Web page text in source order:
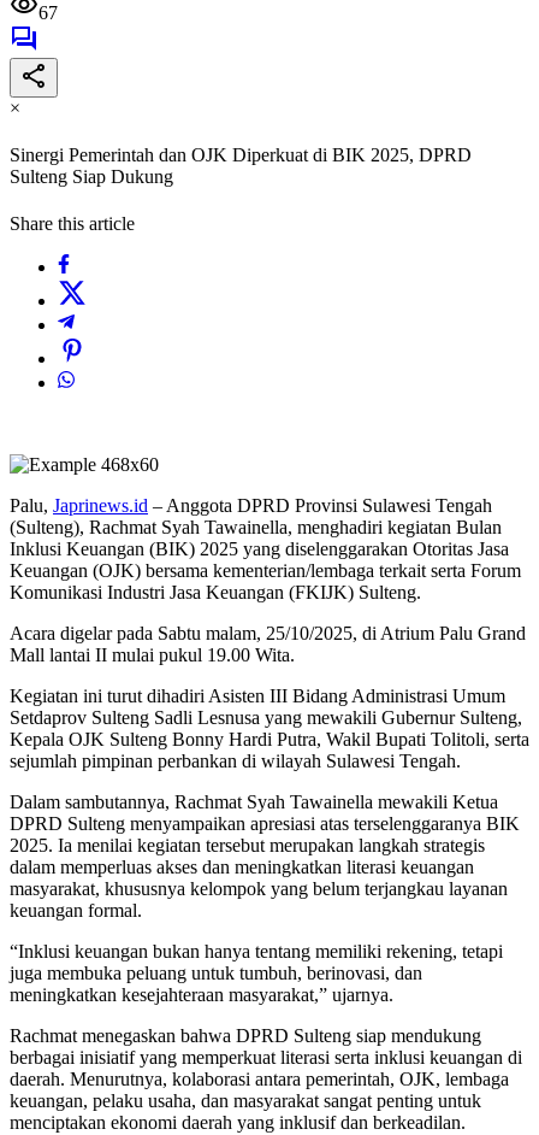
67
×
Sinergi Pemerintah dan OJK Diperkuat di BIK 2025, DPRD
Sulteng Siap Dukung
Share this article
Palu, Japrinews.id – Anggota DPRD Provinsi Sulawesi Tengah
(Sulteng), Rachmat Syah Tawainella, menghadiri kegiatan Bulan
Inklusi Keuangan (BIK) 2025 yang diselenggarakan Otoritas Jasa
Keuangan (OJK) bersama kementerian/lembaga terkait serta Forum
Komunikasi Industri Jasa Keuangan (FKIJK) Sulteng.
Acara digelar pada Sabtu malam, 25/10/2025, di Atrium Palu Grand
Mall lantai II mulai pukul 19.00 Wita.
Kegiatan ini turut dihadiri Asisten III Bidang Administrasi Umum
Setdaprov Sulteng Sadli Lesnusa yang mewakili Gubernur Sulteng,
Kepala OJK Sulteng Bonny Hardi Putra, Wakil Bupati Tolitoli, serta
sejumlah pimpinan perbankan di wilayah Sulawesi Tengah.
Dalam sambutannya, Rachmat Syah Tawainella mewakili Ketua
DPRD Sulteng menyampaikan apresiasi atas terselenggaranya BIK
2025. Ia menilai kegiatan tersebut merupakan langkah strategis
dalam memperluas akses dan meningkatkan literasi keuangan
masyarakat, khususnya kelompok yang belum terjangkau layanan
keuangan formal.
“Inklusi keuangan bukan hanya tentang memiliki rekening, tetapi
juga membuka peluang untuk tumbuh, berinovasi, dan
meningkatkan kesejahteraan masyarakat,” ujarnya.
Rachmat menegaskan bahwa DPRD Sulteng siap mendukung
berbagai inisiatif yang memperkuat literasi serta inklusi keuangan di
daerah. Menurutnya, kolaborasi antara pemerintah, OJK, lembaga
keuangan, pelaku usaha, dan masyarakat sangat penting untuk
menciptakan ekonomi daerah yang inklusif dan berkeadilan.